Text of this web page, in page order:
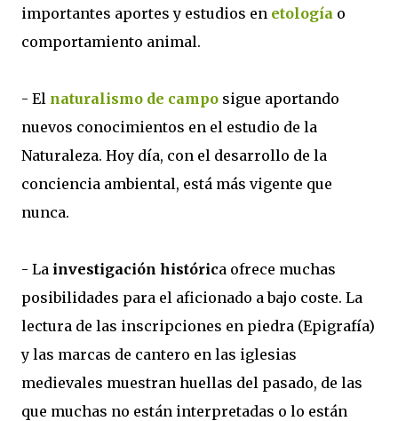
importantes aportes y estudios en etología o
comportamiento animal.
- El naturalismo de campo sigue aportando
nuevos conocimientos en el estudio de la
Naturaleza. Hoy día, con el desarrollo de la
conciencia ambiental, está más vigente que
nunca.
- La investigación histórica ofrece muchas
posibilidades para el aficionado a bajo coste. La
lectura de las inscripciones en piedra (Epigrafía)
y las marcas de cantero en las iglesias
medievales muestran huellas del pasado, de las
que muchas no están interpretadas o lo están